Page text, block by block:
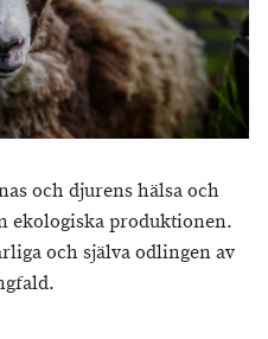
och djurens hälsa och
ekologiska produktionen.
och själva odlingen av